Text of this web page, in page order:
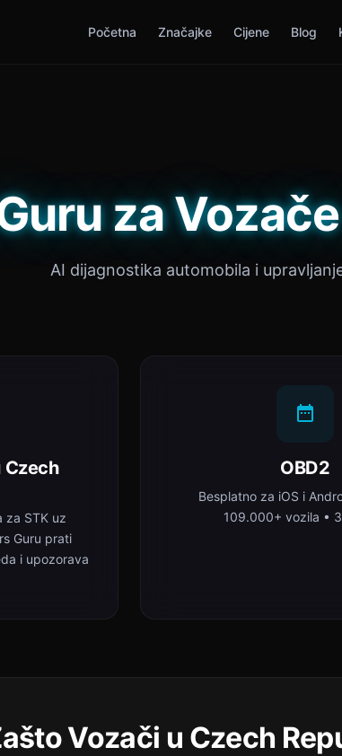
Početna Značajke Cijene Blog
za
AI dijagnostika automobila i
Czech
za STK uz
Guru prati
i upozorava
OBD2
Besplatno za iOS i
109.000+ vozila •
Vozači u Czech